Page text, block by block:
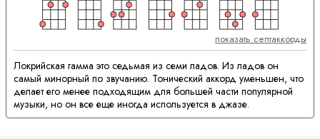
показать септаккорды
Локрийская гамма это седьмая из семи ладов. Из ладов он
самый минорный по звучанию. Тонический аккорд уменьшен, что
делает его менее подходящим для большей части популярной
музыки, но он все еще иногда используется в джазе.